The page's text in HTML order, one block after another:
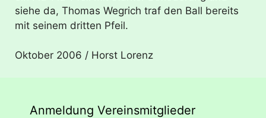
siehe da, Thomas Wegrich traf den Ball bereits
mit seinem dritten Pfeil.
Oktober 2006 / Horst Lorenz
Anmeldung Vereinsmitglieder